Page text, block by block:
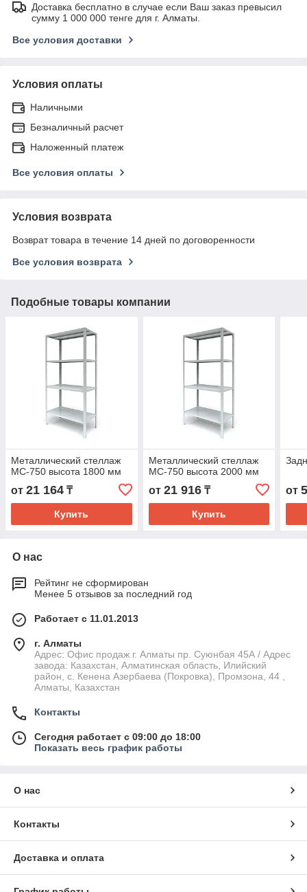
Доставка бесплатно в случае если Ваш заказ превысил
сумму 1 000 000 тенге для г. Алматы.
Все условия доставки
Условия оплаты
Наличными
Безналичный расчет
Наложенный платеж
Все условия оплаты
Условия возврата
Возврат товара в течение 14 дней по договоренности
Все условия возврата
Подобные товары компании
Металлический стеллаж
МС-750 высота 1800 мм
от 21 164 ₸
Купить
Металлический стеллаж
МС-750 высота 2000 мм
от 21 916₸
Купить
от
О нас
Рейтинг не сформирован
Менее 5 отзывов за последний год
Работает с 11.01.2013
г. Алматы
Адрес: Офис продаж г. Алматы пр. Суюнбая 45А / Адрес
завода: Казахстан, Алматинская область, Илийский
район, ​с. Кенена Азербаева (Покровка), Промзона, 44​ ,
Алматы, Казахстан
Контакты
Сегодня работает с 09:00 до 18:00
Показать весь график работы
О нас
Контакты
Доставка и оплата